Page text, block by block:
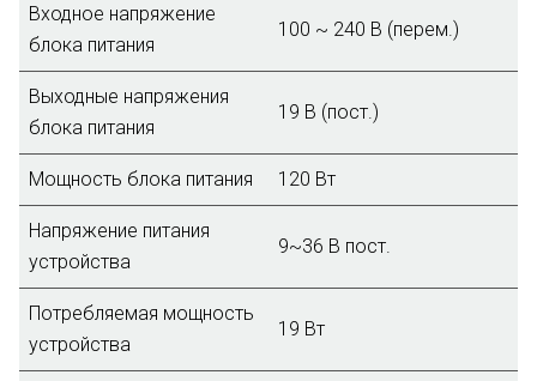
Входное напряжение
блока питания
100 ~ 240 В (перем.)
Выходные напряжения
блока питания
19 В (пост.)
Мощность блока питания 120 Вт
Напряжение питания
устройства
9~36 B пост.
Потребляемая мощность
устройства
19 Вт